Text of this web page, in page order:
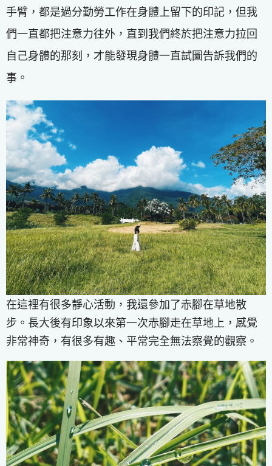
手臂，都是過分勤勞工作在身體上留下的印記，但我
們一直都把注意力往外，直到我們終於把注意力拉回
自己身體的那刻，才能發現身體一直試圖告訴我們的
事。
在這裡有很多靜心活動，我還參加了赤腳在草地散
步。長大後有印象以來第一次赤腳走在草地上，感覺
非常神奇，有很多有趣、平常完全無法察覺的觀察。